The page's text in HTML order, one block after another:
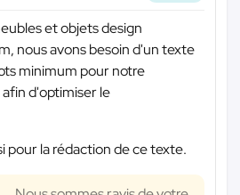
et objets design
nous avons besoin d'un texte
minimum pour notre
d'optimiser le
pour la rédaction de ce texte.